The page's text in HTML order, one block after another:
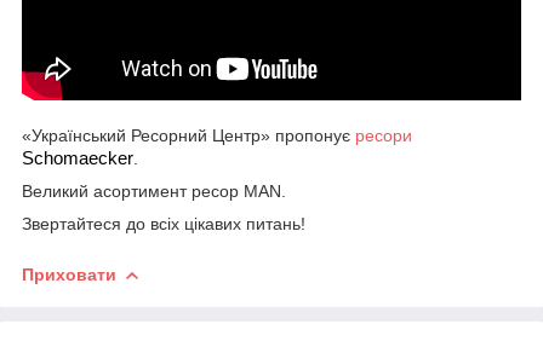
«Український Ресорний Центр» пропонує ресори
Schomaecker
Великий асортимент ресор MAN.
Звертайтеся до всіх цікавих питань!
Приховати